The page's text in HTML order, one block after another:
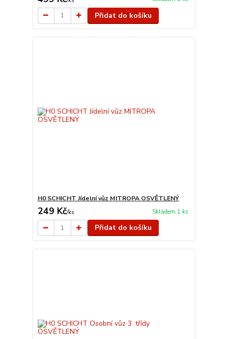
Přidat do košíku
H0 SCHICHT Jídelní vůz MITROPA OSVĚTLENÝ
249 Kč/ks Skladem 1 ks
Přidat do košíku